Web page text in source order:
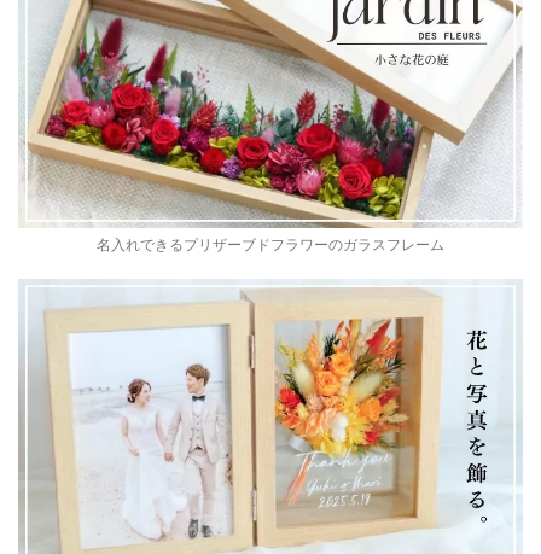
名入れできるプリザーブドフラワーのガラスフレーム